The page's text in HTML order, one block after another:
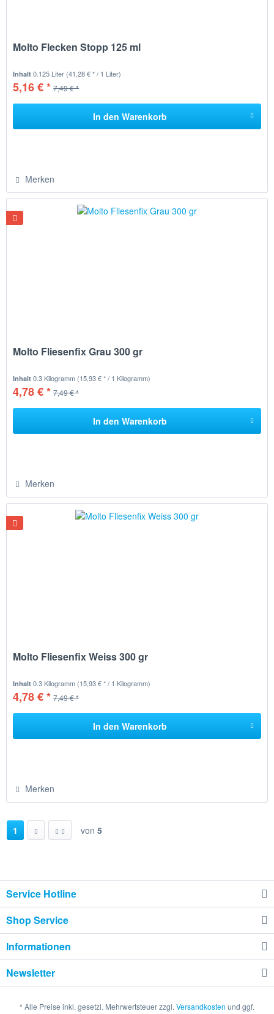
Molto Flecken Stopp 125 ml
Inhalt0.125 Liter (41,28 € * / 1 Liter)
5,16 € * 7,49 € *
In den Warenkorb
Merken
Molto Fliesenfix Grau 300 gr
Inhalt0.3 Kilogramm (15,93 € * / 1 Kilogramm)
4,78 € * 7,49 € *
In den Warenkorb
Merken
Molto Fliesenfix Weiss 300 gr
Inhalt0.3 Kilogramm (15,93 € * / 1 Kilogramm)
4,78 € * 7,49 € *
In den Warenkorb
Merken
1 von 5
Service Hotline
Shop Service
Informationen
Newsletter
* Alle Preise inkl. gesetzl. Mehrwertsteuer zzgl. Versandkosten und ggf.